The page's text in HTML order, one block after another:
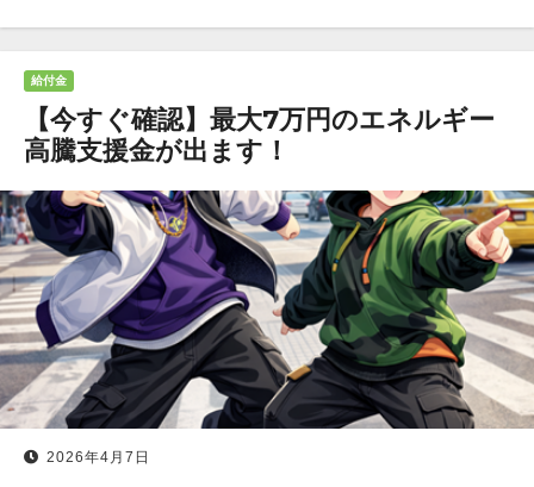
給付金
【今すぐ確認】最大7万円のエネルギー
高騰支援金が出ます！
2026年4月7日